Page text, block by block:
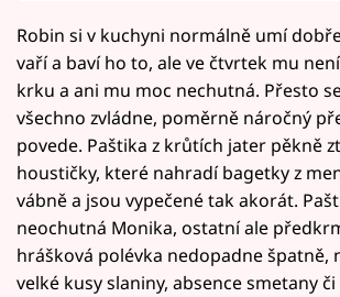
Robin si v kuchyni normálně umí
vaří a baví ho to, ale ve čtvrtek mu
krku a ani mu moc nechutná. Přesto
všechno zvládne, poměrně náročný
povede. Paštika z krůtích jater pěkně
houstičky, které nahradí bagetky z
vábně a jsou vypečené tak akorát.
neochutná Monika, ostatní ale
hrášková polévka nedopadne špatně,
velké kusy slaniny, absence smetany